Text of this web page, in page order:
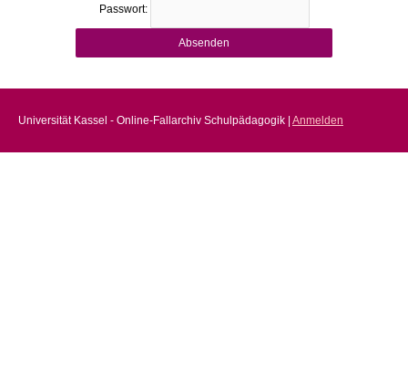
Passwort:
Universität Kassel - Online-Fallarchiv Schulpädagogik | Anmelden